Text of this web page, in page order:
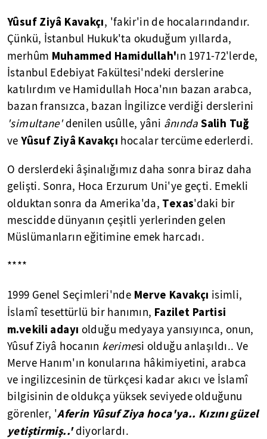
Yûsuf Ziyâ Kavakçı, 'fakir'in de hocalarındandır.
Çünkü, İstanbul Hukuk'ta okuduğum yıllarda,
merhûm Muhammed Hamidullah'ın 1971-72'lerde,
İstanbul Edebiyat Fakültesi'ndeki derslerine
katılırdım ve Hamidullah Hoca'nın bazan arabca,
bazan fransızca, bazan İngilizce verdiği derslerini
'simultane'denilen usûlle, yâni ânında Salih Tuğ
veYûsuf Ziyâ Kavakçı hocalar tercüme ederlerdi.
O derslerdeki âşinalığımız daha sonra biraz daha
gelişti. Sonra, Hoca Erzurum Uni'ye geçti. Emekli
olduktan sonra da Amerika'da, Texas'daki bir
mescidde dünyanın çeşitli yerlerinden gelen
Müslümanların eğitimine emek harcadı.
****
1999 Genel Seçimleri'nde Merve Kavakçı isimli,
İslamî tesettürlü bir hanımın, Fazilet Partisi
m.vekili adayı olduğu medyaya yansıyınca, onun,
Yûsuf Ziyâ hocanın kerimesi olduğu anlaşıldı.. Ve
Merve Hanım'ın konularına hâkimiyetini, arabca
ve ingilizcesinin de türkçesi kadar akıcı ve İslamî
bilgisinin de oldukça yüksek seviyede olduğunu
görenler, 'Aferin Yûsuf Ziya hoca'ya.. Kızını güzel
yetiştirmiş..'diyorlardı.